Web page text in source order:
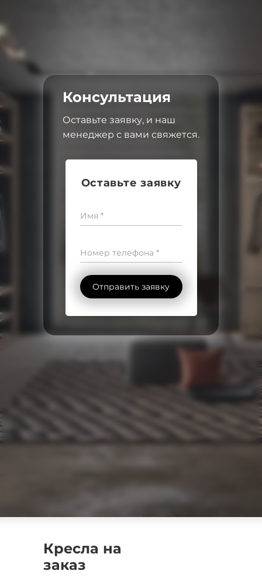
Консультация
Оставьте заявку
Имя *
Номер телефона *
Отправить заявку
Оставьте заявку, и наш
менеджер с вами свяжется.
Кресла на
заказ